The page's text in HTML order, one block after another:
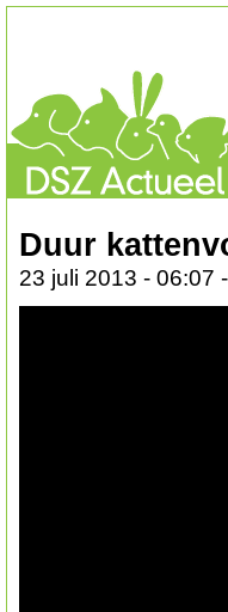
Duur
23 juli 2013 - 06:07